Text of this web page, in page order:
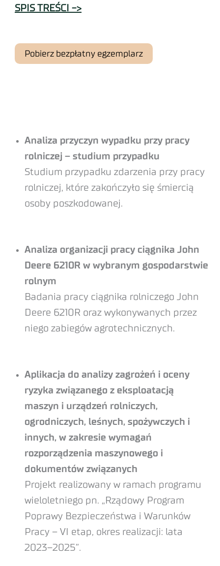
SPIS TREŚCI ->
Pobierz bezpłatny egzemplarz
Analiza przyczyn wypadku przy pracy
rolniczej – studium przypadku
Studium przypadku zdarzenia przy pracy
rolniczej, które zakończyło się śmiercią
osoby poszkodowanej.
Analiza organizacji pracy ciągnika John
Deere 6210R w wybranym gospodarstwie
rolnym
Badania pracy ciągnika rolniczego John
Deere 6210R oraz wykonywanych przez
niego zabiegów agrotechnicznych.
Aplikacja do analizy zagrożeń i oceny
ryzyka związanego z eksploatacją
maszyn i urządzeń rolniczych,
ogrodniczych, leśnych, spożywczych i
innych, w zakresie wymagań
rozporządzenia maszynowego i
dokumentów związanych
Projekt realizowany w ramach programu
wieloletniego pn. „Rządowy Program
Poprawy Bezpieczeństwa i Warunków
Pracy – VI etap, okres realizacji: lata
2023–2025”.